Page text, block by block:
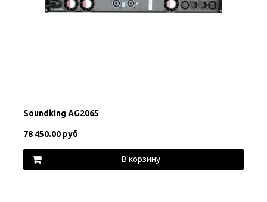
Soundking AG2065
78 450.00 руб
В корзину